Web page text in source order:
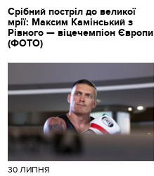
Срібний постріл до великої
мрії: Максим Камінський з
Рівного — віцечемпіон Європи
(ФОТО)
30 ЛИПНЯ